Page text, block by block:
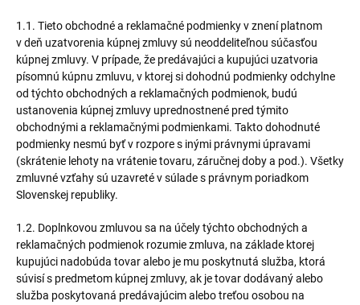
1.1. Tieto obchodné a reklamačné podmienky v znení platnom
v deň uzatvorenia kúpnej zmluvy sú neoddeliteľnou súčasťou
kúpnej zmluvy. V prípade, že predávajúci a kupujúci uzatvoria
písomnú kúpnu zmluvu, v ktorej si dohodnú podmienky odchylne
od týchto obchodných a reklamačných podmienok, budú
ustanovenia kúpnej zmluvy uprednostnené pred týmito
obchodnými a reklamačnými podmienkami. Takto dohodnuté
podmienky nesmú byť v rozpore s inými právnymi úpravami
(skrátenie lehoty na vrátenie tovaru, záručnej doby a pod.). Všetky
zmluvné vzťahy sú uzavreté v súlade s právnym poriadkom
Slovenskej republiky.
1.2. Doplnkovou zmluvou sa na účely týchto obchodných a
reklamačných podmienok rozumie zmluva, na základe ktorej
kupujúci nadobúda tovar alebo je mu poskytnutá služba, ktorá
súvisí s predmetom kúpnej zmluvy, ak je tovar dodávaný alebo
služba poskytovaná predávajúcim alebo treťou osobou na